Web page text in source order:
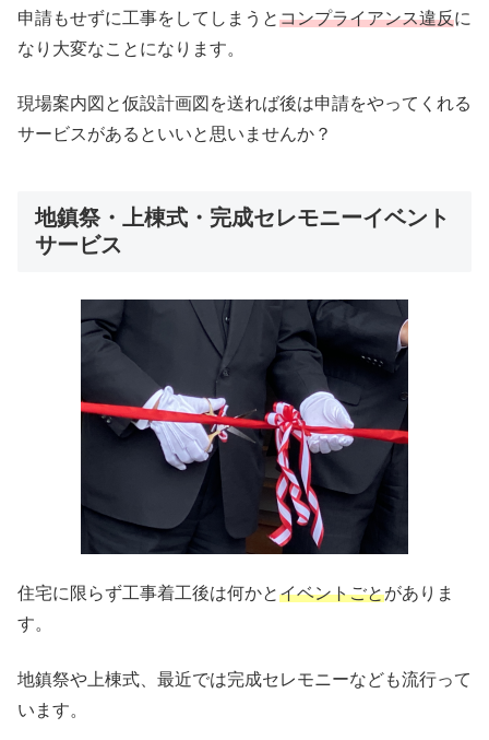
申請もせずに工事をしてしまうとコンプライアンス違反に
なり大変なことになります。
現場案内図と仮設計画図を送れば後は申請をやってくれる
サービスがあるといいと思いませんか？
地鎮祭・上棟式・完成セレモニーイベント
サービス
住宅に限らず工事着工後は何かとイベントごとがありま
す。
地鎮祭や上棟式、最近では完成セレモニーなども流行って
います。